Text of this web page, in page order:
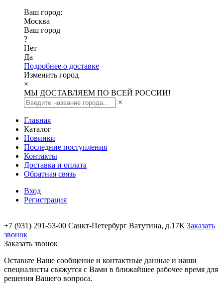
Ваш город:
Москва
Ваш город
?
Нет
Да
Подробнее о доставке
Изменить город
×
МЫ ДОСТАВЛЯЕМ ПО ВСЕЙ РОССИИ!
×
Главная
Каталог
Новинки
Последние поступления
Контакты
Доставка и оплата
Обратная связь
Вход
Регистрация
+7 (931) 291-53-00 Санкт-Петербург Ватутина, д.17К Заказать
звонок
Заказать звонок
Оставьте Ваше сообщение и контактные данные и наши
специалисты свяжутся с Вами в ближайшее рабочее время для
решения Вашего вопроса.